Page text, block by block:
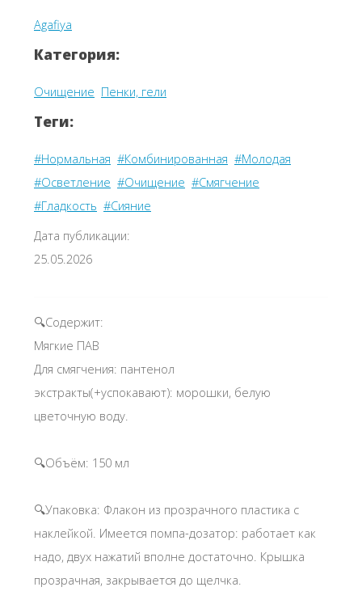
Agafiya
Категория:
Очищение Пенки, гели
Теги:
#Нормальная #Комбинированная #Молодая
#Осветление #Очищение #Смягчение
#Гладкость #Сияние
Дата публикации:
25.05.2026
🔍Содержит:
Мягкие ПАВ
Для смягчения: пантенол
экстракты(+успокавают): морошки, белую
цветочную воду.
🔍Объём: 150 мл
🔍Упаковка: Флакон из прозрачного пластика с
наклейкой. Имеется помпа-дозатор: работает как
надо, двух нажатий вполне достаточно. Крышка
прозрачная, закрывается до щелчка.